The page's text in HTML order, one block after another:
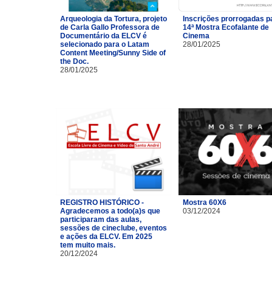
Arqueologia da Tortura, projeto
de Carla Gallo Professora de
Documentário da ELCV é
selecionado para o Latam
Content Meeting/Sunny Side of
the Doc.
28/01/2025
Inscrições prorrogadas
14ª Mostra Ecofalante de
Cinema
28/01/2025
REGISTRO HISTÓRICO -
Agradecemos a todo(a)s que
participaram das aulas,
sessões de cineclube, eventos
e ações da ELCV. Em 2025
tem muito mais.
20/12/2024
Mostra 60X6
03/12/2024